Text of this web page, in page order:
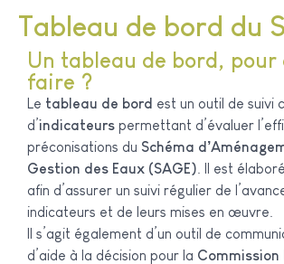
Tableau de bord du
Un tableau de bord, pour
faire ?
Le tableau de bord est un outil de suivi
d’indicateurs permettant d’évaluer
préconisations du Schéma
Gestion des Eaux (SAGE) . Il est
afin d’assurer un suivi régulier de
indicateurs et de leurs mises en œuvre.
Il s’agit également d’un outil de
d’aide à la décision pour la Commission